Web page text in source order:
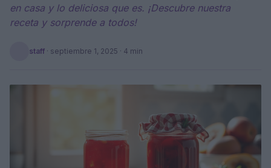
en casa y lo deliciosa que es. ¡Descubre nuestra
receta y sorprende a todos!
staff · septiembre 1, 2025 · 4 min